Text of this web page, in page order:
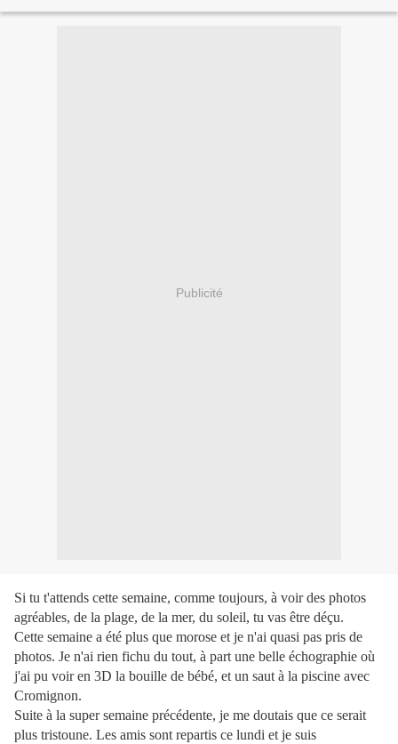
Publicité
Si tu t'attends cette semaine, comme toujours, à voir des photos
agréables, de la plage, de la mer, du soleil, tu vas être déçu.
Cette semaine a été plus que morose et je n'ai quasi pas pris de
photos. Je n'ai rien fichu du tout, à part une belle échographie où
j'ai pu voir en 3D la bouille de bébé, et un saut à la piscine avec
Cromignon.
Suite à la super semaine précédente, je me doutais que ce serait
plus tristoune. Les amis sont repartis ce lundi et je suis